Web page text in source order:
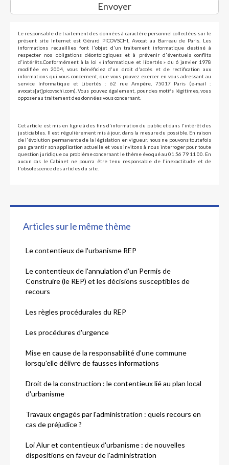
Articles sur le même thème
Le contentieux de l'urbanisme REP
Le contentieux de l'annulation d'un Permis de
Construire (le REP) et les décisions susceptibles de
recours
Les règles procédurales du REP
Les procédures d'urgence
Mise en cause de la responsabilité d'une commune
lorsqu'elle délivre de fausses informations
Droit de la construction : le contentieux lié au plan local
d'urbanisme
Travaux engagés par l'administration : quels recours en
cas de préjudice ?
Loi Alur et contentieux d'urbanisme : de nouvelles
dispositions en faveur de l'administration
Envoyer
Le responsable de traitement des données à caractère personnel collectées sur le
présent site Internet est Gérard PICOVSCHI, Avocat au Barreau de Paris. Les
informations recueillies font l'objet d'un traitement informatique destiné à
respecter nos obligations déontologiques et à prévenir d'éventuels conflits
d'intérêts.Conformément à la loi « informatique et libertés » du 6 janvier 1978
modifiée en 2004, vous bénéficiez d'un droit d'accès et de rectification aux
informations qui vous concernent, que vous pouvez exercer en vous adressant au
service Informatique et Libertés : 62 rue Ampère, 75017 Paris (e-mail :
avocats[at]picovschi.com). Vous pouvez également, pour des motifs légitimes, vous
opposer au traitement des données vous concernant.
Cet article est mis en ligne à des fins d'information du public et dans l'intérêt des
justiciables. Il est régulièrement mis à jour, dans la mesure du possible. En raison
de l'évolution permanente de la législation en vigueur, nous ne pouvons toutefois
pas garantir son application actuelle et vous invitons à nous interroger pour toute
question juridique ou problème concernant le thème évoqué au 01 56 79 11 00. En
aucun cas le Cabinet ne pourra être tenu responsable de l'inexactitude et de
l'obsolescence des articles du site.